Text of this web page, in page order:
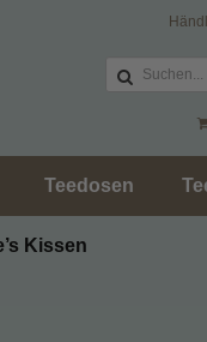
Teedosen
Kissen